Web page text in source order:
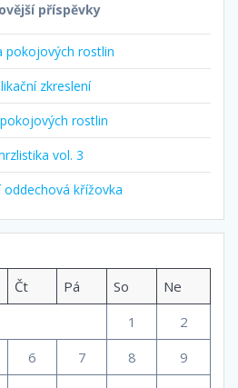
příspěvky
pokojových rostlin
zkreslení
rostlin
vol. 3
oddechová křížovka
Čt Pá So
Ne
1
2
6 7 8
9